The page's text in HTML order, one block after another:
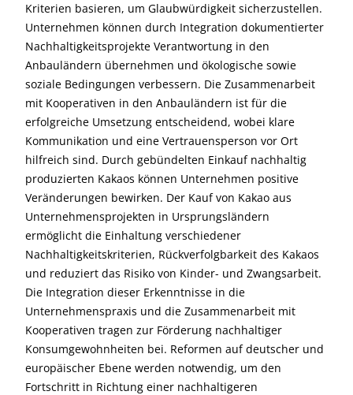
Kriterien basieren, um Glaubwürdigkeit sicherzustellen.
Unternehmen können durch Integration dokumentierter
Nachhaltigkeitsprojekte Verantwortung in den
Anbauländern übernehmen und ökologische sowie
soziale Bedingungen verbessern. Die Zusammenarbeit
mit Kooperativen in den Anbauländern ist für die
erfolgreiche Umsetzung entscheidend, wobei klare
Kommunikation und eine Vertrauensperson vor Ort
hilfreich sind. Durch gebündelten Einkauf nachhaltig
produzierten Kakaos können Unternehmen positive
Veränderungen bewirken. Der Kauf von Kakao aus
Unternehmensprojekten in Ursprungsländern
ermöglicht die Einhaltung verschiedener
Nachhaltigkeitskriterien, Rückverfolgbarkeit des Kakaos
und reduziert das Risiko von Kinder- und Zwangsarbeit.
Die Integration dieser Erkenntnisse in die
Unternehmenspraxis und die Zusammenarbeit mit
Kooperativen tragen zur Förderung nachhaltiger
Konsumgewohnheiten bei. Reformen auf deutscher und
europäischer Ebene werden notwendig, um den
Fortschritt in Richtung einer nachhaltigeren